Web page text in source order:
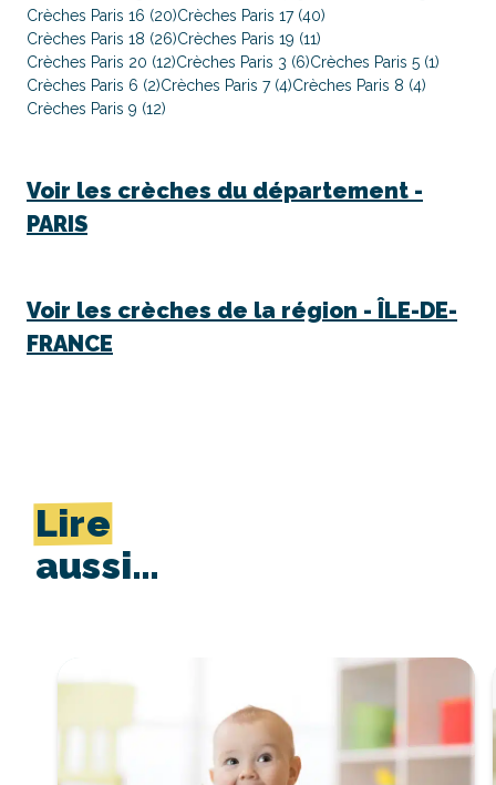
Crèches Paris 16 (20)Crèches Paris 17 (40)
Crèches Paris 18 (26)Crèches Paris 19 (11)
Crèches Paris 20 (12)Crèches Paris 3 (6)Crèches Paris 5 (1)
Crèches Paris 6 (2)Crèches Paris 7 (4)Crèches Paris 8 (4)
Crèches Paris 9 (12)
Voir les crèches du département -
PARIS
Voir les crèches de la région - ÎLE-DE-
FRANCE
Lire
aussi…